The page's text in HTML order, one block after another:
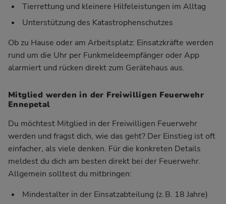
Tierrettung und kleinere Hilfeleistungen im Alltag
Unterstützung des Katastrophenschutzes
Ob zu Hause oder am Arbeitsplatz: Einsatzkräfte werden
rund um die Uhr per Funkmeldeempfänger oder App
alarmiert und rücken direkt zum Gerätehaus aus.
Mitglied werden in der Freiwilligen Feuerwehr
Ennepetal
Du möchtest Mitglied in der Freiwilligen Feuerwehr
werden und fragst dich, wie das geht? Der Einstieg ist oft
einfacher, als viele denken. Für die konkreten Details
meldest du dich am besten direkt bei der Feuerwehr.
Allgemein solltest du mitbringen:
Mindestalter in der Einsatzabteilung (z. B. 18 Jahre)